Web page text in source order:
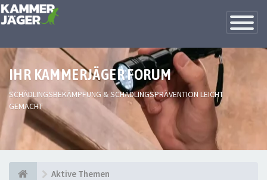
Toggle
IHR KAMMERJÄGER FORUM
SCHÄDLINGSBEKÄMPFUNG & SCHÄDLINGSPRÄVENTION LEICHT
GEMACHT
Aktive Themen